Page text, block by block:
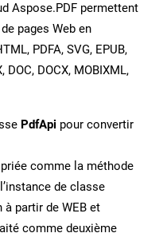
Aspose.PDF permettent
pages Web en
PDFA, SVG, EPUB,
DOC, DOCX, MOBIXML,
PdfApi pour convertir
comme la méthode
de classe
à partir de WEB et
comme deuxième